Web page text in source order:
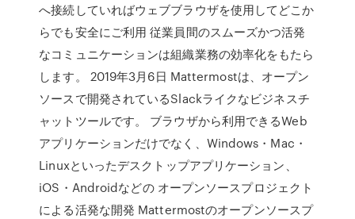
へ接続していればウェブブラウザを使用してどこか
らでも安全にご利用 従業員間のスムーズかつ活発
なコミュニケーションは組織業務の効率化をもたら
します。 2019年3月6日 Mattermostは、オープン
ソースで開発されているSlackライクなビジネスチ
ャットツールです。 ブラウザから利用できるWeb
アプリケーションだけでなく、Windows・Mac・
Linuxといったデスクトップアプリケーション、
iOS・Androidなどの オープンソースプロジェクト
による活発な開発 Mattermostのオープンソースプ